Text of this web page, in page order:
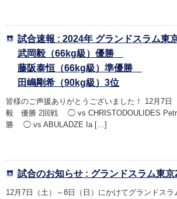
試合速報 : 2024年 グランドスラム東
武岡毅（66kg級）優勝
藤阪泰恒（66kg級）準優勝
田嶋剛希（90kg級）3位
皆様のご声援ありがとうございました！ 12月7
毅 優勝 2回戦 ◯ vs CHRISTODOULIDES
勝 ◯ vs ABULADZE Ia […]
試合のお知らせ : グランドスラム東京
12月7日（土）～8日（日）にかけてグランドスラ